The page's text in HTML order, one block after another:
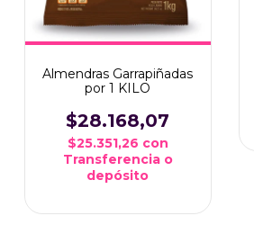
Almendras Garrapiñadas
por 1 KILO
$28.168,07
$25.351,26 con
Transferencia o
depósito